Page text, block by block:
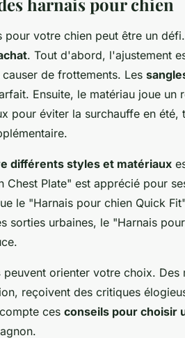
pour votre chien peut être un
. Tout d'abord, l'ajustement
de frottements. Les
Ensuite, le matériau joue un
pour éviter la surchauffe en
différents styles et matériaux
Chest Plate" est apprécié pour
le "Harnais pour chien Quick
sorties urbaines, le "Harnais
peuvent orienter votre choix. Des
reçoivent des critiques
ces conseils pour choisir